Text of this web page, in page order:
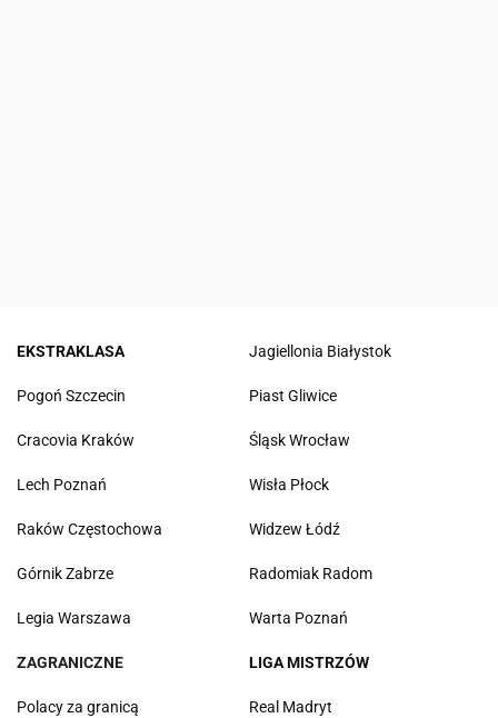
EKSTRAKLASA
Pogoń Szczecin
Cracovia Kraków
Lech Poznań
Raków Częstochowa
Górnik Zabrze
Legia Warszawa
Jagiellonia Białystok
Piast Gliwice
Śląsk Wrocław
Wisła Płock
Widzew Łódź
Radomiak Radom
Warta Poznań
ZAGRANICZNE
Polacy za granicą
LIGA MISTRZÓW
Real Madryt